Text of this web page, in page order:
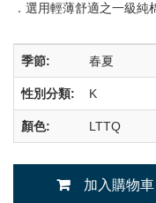
．選用輕薄舒適之一級純
季節: 春夏
性別分類: K
顏色: LTTQ
加入購物車